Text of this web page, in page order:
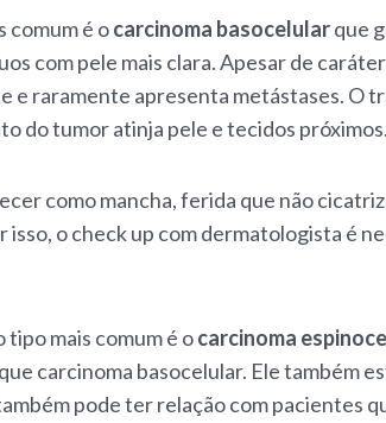
comum é ocarcinoma basocelularque
com pele mais clara. Apesar de
e raramente apresenta metástases. O
do tumor atinja pele e tecidos próximos.
como mancha, ferida que não
isso, o check up com dermatologista é
tipo mais comum é ocarcinoma
carcinoma basocelular. Ele também
pode ter relação com pacientes